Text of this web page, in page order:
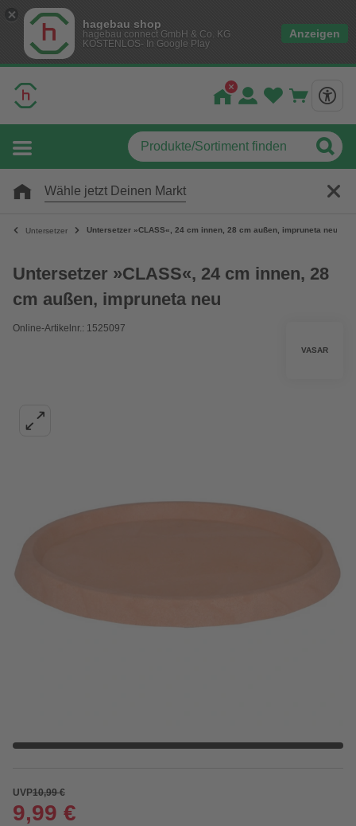
hagebau shop
hagebau connect GmbH & Co. KG
KOSTENLOS- In Google Play
Anzeigen
Wähle jetzt Deinen Markt
Untersetzer Untersetzer »CLASS«, 24 cm innen, 28 cm außen, impruneta neu
Untersetzer »CLASS«, 24 cm innen, 28
cm außen, impruneta neu
Online-Artikelnr.: 1525097
VASAR
UVP10,99 €
9,99 €